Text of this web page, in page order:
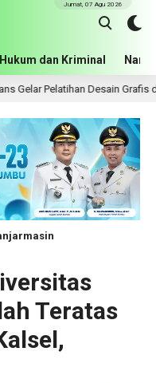
Hukum dan Kriminal
Jumat, 07 Agu 2026
Grafis dan Barbershop
Teratas